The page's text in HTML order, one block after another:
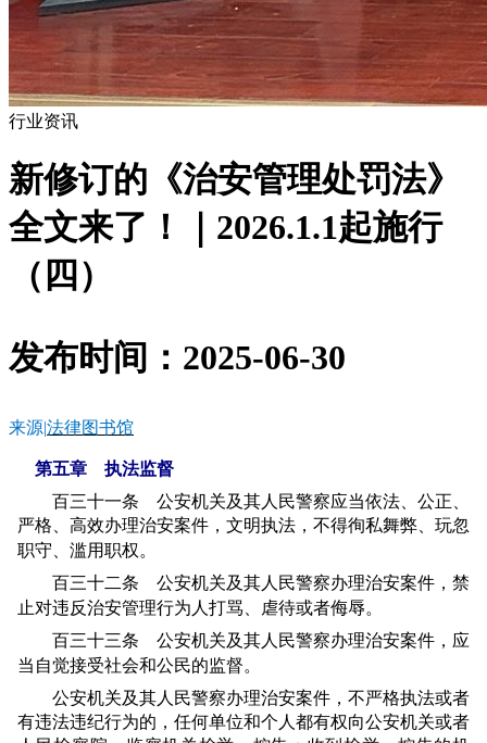
行业资讯
新修订的《治安管理处罚法》
全文来了！｜2026.1.1起施行
（四）
发布时间：2025-06-30
来源|法律图书馆
第五章 执法监督
百三十一条 公安机关及其人民警察应当依法、公正、
严格、高效办理治安案件，文明执法，不得徇私舞弊、玩忽
职守、滥用职权。
百三十二条 公安机关及其人民警察办理治安案件，禁
止对违反治安管理行为人打骂、虐待或者侮辱。
百三十三条 公安机关及其人民警察办理治安案件，应
当自觉接受社会和公民的监督。
公安机关及其人民警察办理治安案件，不严格执法或者
有违法违纪行为的，任何单位和个人都有权向公安机关或者